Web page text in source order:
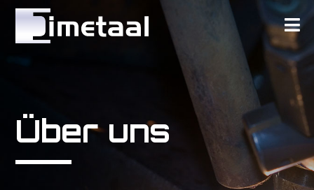
Über uns